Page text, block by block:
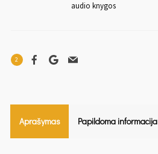
audio knygos
2
Aprašymas Papildoma informacija